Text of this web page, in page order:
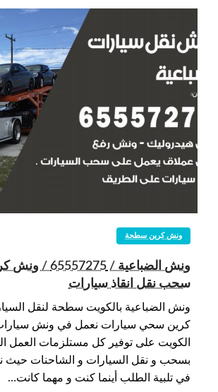
ونش كرين سطحة
ونش الضباعية /
سحب نقل انقاذ سيارات
ونش الضباعية بالكويت سطحة لنقل
كرين سحي سيارات نعمل في ونش
الكويت على توفير كل مستلزمات العمل
بسحب و نقل السيارات و الشاحنات حيث
في تلبية الطلب أينما كنت و مهما كانت…